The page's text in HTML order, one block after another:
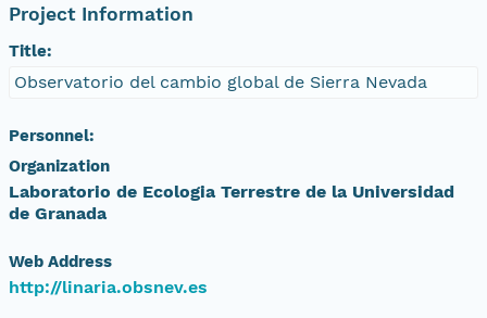
Project Information
Title:
Observatorio del cambio global de Sierra Nevada
Personnel:
Organization
Laboratorio de Ecologia Terrestre de la Universidad
de Granada
Web Address
http://linaria.obsnev.es